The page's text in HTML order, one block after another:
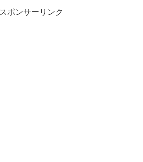
スポンサーリンク